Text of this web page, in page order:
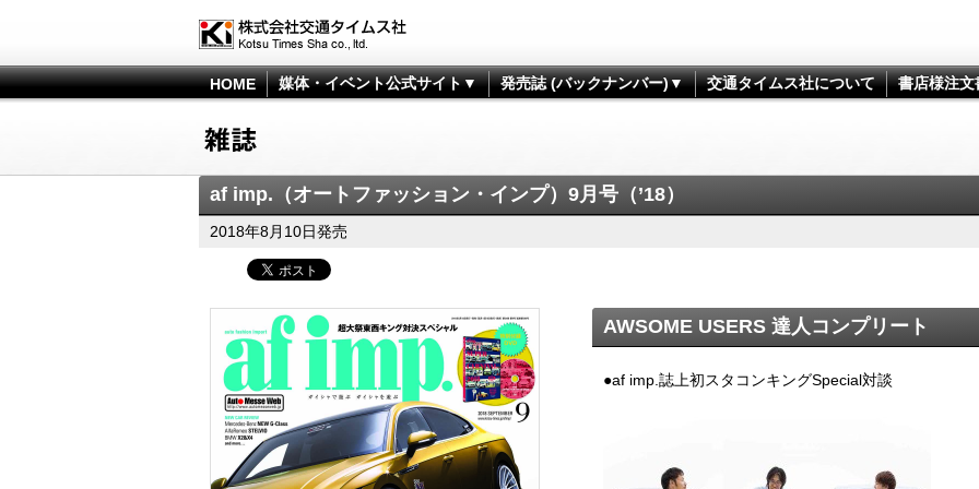
HOME 媒体・イベント公式サイト▼ 発売誌 (バックナンバー)▼ 交通タイムス社について 書店様注文
af imp.（オートファッション・インプ）9月号（’18）
2018年8月10日発売
AWSOME USERS 達人コンプリート
●af imp.誌上初スタコンキングSpecial対談